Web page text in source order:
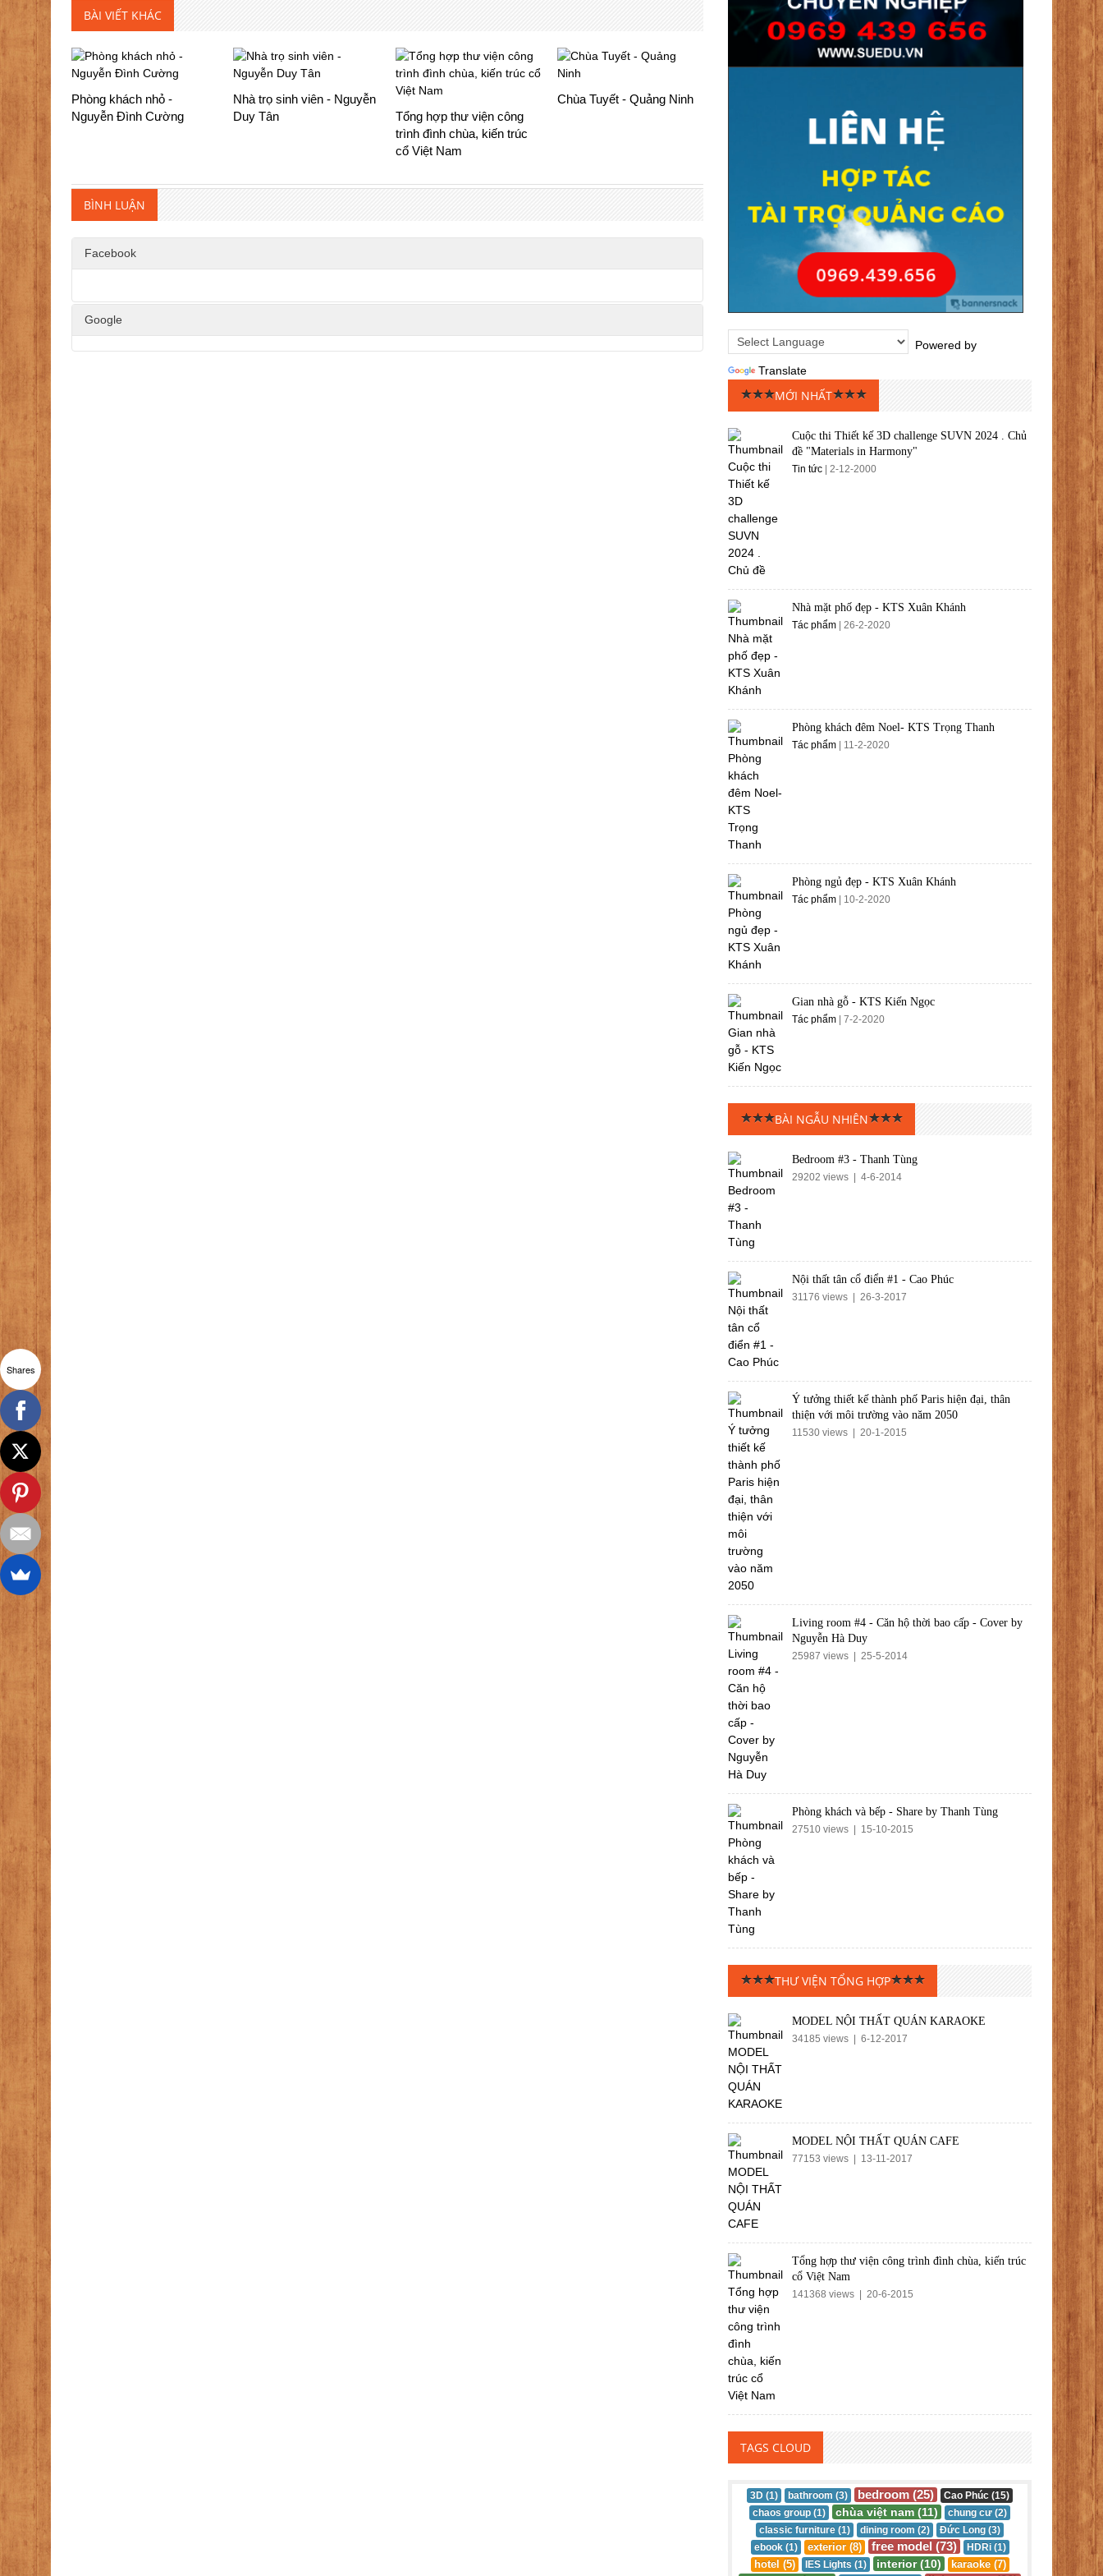
BÀI VIẾT KHÁC
Phòng khách nhỏ -
Nguyễn Đình Cường
Nhà trọ sinh viên - Nguyễn
Duy Tân
Tổng hợp thư viện công
trình đình chùa, kiến trúc
cổ Việt Nam
Chùa Tuyết - Quảng Ninh
BÌNH LUẬN
Facebook
Google
Powered by
Translate
MỚI NHẤT
Cuộc thi Thiết kế 3D challenge SUVN 2024 . Chủ
đề "Materials in Harmony"
Tin tức| 2-12-2000
Nhà mặt phố đẹp - KTS Xuân Khánh
Tác phẩm | 26-2-2020
Phòng khách đêm Noel- KTS Trọng Thanh
Tác phẩm | 11-2-2020
Phòng ngủ đẹp - KTS Xuân Khánh
Tác phẩm | 10-2-2020
Gian nhà gỗ - KTS Kiến Ngọc
Tác phẩm | 7-2-2020
BÀI NGẪU NHIÊN
Bedroom #3 - Thanh Tùng
29202 views | 4-6-2014
Nội thất tân cổ điển #1 - Cao Phúc
31176 views | 26-3-2017
Ý tưởng thiết kế thành phố Paris hiện đại, thân
thiện với môi trường vào năm 2050
11530 views | 20-1-2015
Living room #4 - Căn hộ thời bao cấp - Cover by
Nguyễn Hà Duy
25987 views | 25-5-2014
Phòng khách và bếp - Share by Thanh Tùng
27510 views | 15-10-2015
THƯ VIỆN TỔNG HỢP
MODEL NỘI THẤT QUÁN KARAOKE
34185 views | 6-12-2017
MODEL NỘI THẤT QUÁN CAFE
77153 views | 13-11-2017
Tổng hợp thư viện công trình đình chùa, kiến trúc
cổ Việt Nam
141368 views | 20-6-2015
TAGS CLOUD
3D (1) bathroom (3) bedroom (25)
Cao Phúc (15)
chaos group (1)
chùa việt nam (11)
chung cư (2)
classic furniture (1)
dining room (2)
Đức Long (3)
ebook (1)
exterior (8) free model (73) HDRi (1)
hotel (5) IES Lights (1) interior (10) karaoke (7)
Shares